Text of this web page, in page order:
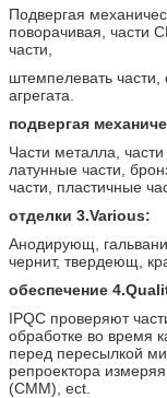
Подвергая
поворачивая, части
части,
штемпелевать части,
агрегата.
подвергая
Части металла,
латунные части,
части, пластичные
отделки 3.Various:
Анодирующ,
чернит, твердеющ,
обеспечение
IPQC проверяют
обработке во время
перед пересылкой
репроектора
(CMM), ect.